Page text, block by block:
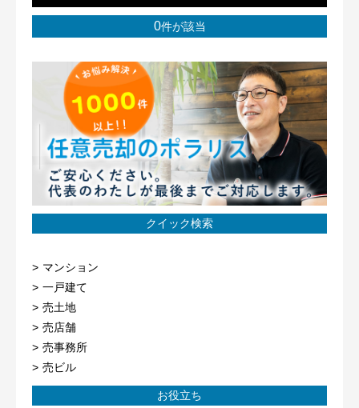
0件が該当
クイック検索
マンション
一戸建て
売土地
売店舗
売事務所
売ビル
お役立ち